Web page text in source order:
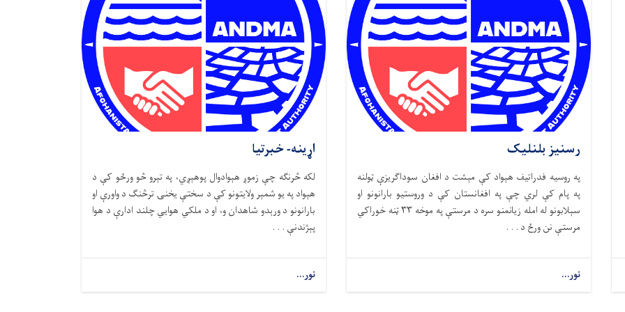
رسنیز بلنلیک
په روسیه فدراتیف هېواد کې مېشت د افغان سوداګریزې ټولنه
په پام کې لري چې په افغانستان کې د وروستیو بارانونو او
سېلابونو له امله زیانمنو سره د مرستې په موخه ۳۳ ټنه خوراکي
مرستې نن ورځ د . . .
نور...
اړینه- خبرتیا
لکه څرنګه چې زموږ هېوادوال پوهېږي، په تېرو څو ورځو کې د
هېواد په یو شمېر ولایتونو کې د سختې یخنۍ ترڅنګ د واورې او
بارانونو د ورېدو شاهدان و، او د ملکي هوايي چلند ادارې د هوا
پېژندنې . . .
نور...